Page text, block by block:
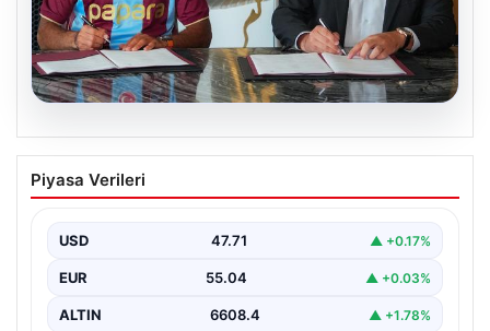
06.08.2026
Trabzonspor Salah’ın maliyetini
açıkladı!
Piyasa Verileri
USD 47.71 ▲ +0.17%
EUR 55.04 ▲ +0.03%
ALTIN 6608.4 ▲ +1.78%